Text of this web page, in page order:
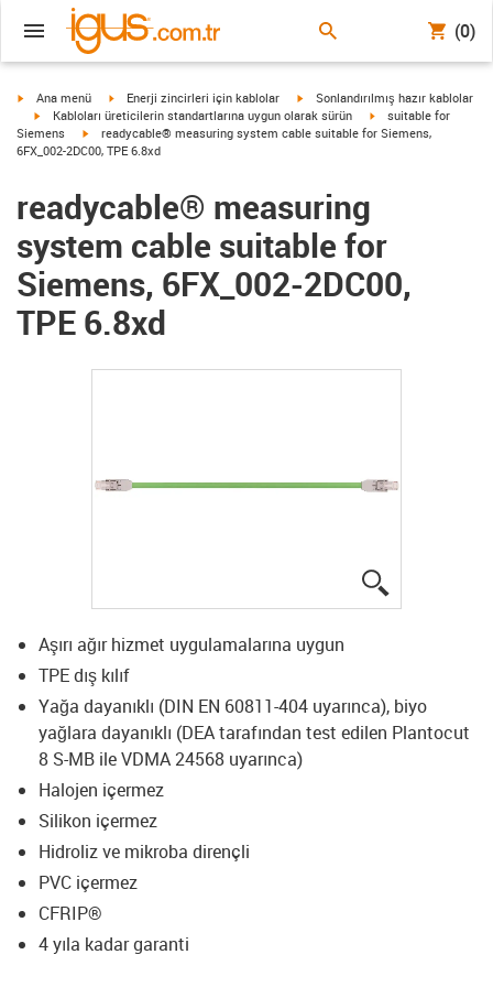
(0)
igus-icon-arrow-right
Ana menü igus-icon-arrow-right
Enerji zincirleri için kablolar igus-icon-arrow-right
Sonlandırılmış hazır kablolar
igus-icon-arrow-right
Kabloları üreticilerin standartlarına uygun olarak sürün igus-icon-arrow-right
suitable for
Siemens
igus-icon-arrow-right
readycable® measuring system cable suitable for Siemens,
6FX_002-2DC00, TPE 6.8xd
readycable® measuring
system cable suitable for
Siemens, 6FX_002-2DC00,
TPE 6.8xd
Aşırı ağır hizmet uygulamalarına uygun
TPE dış kılıf
Yağa dayanıklı (DIN EN 60811-404 uyarınca), biyo
yağlara dayanıklı (DEA tarafından test edilen Plantocut
8 S-MB ile VDMA 24568 uyarınca)
Halojen içermez
Silikon içermez
Hidroliz ve mikroba dirençli
PVC içermez
CFRIP®
4 yıla kadar garanti